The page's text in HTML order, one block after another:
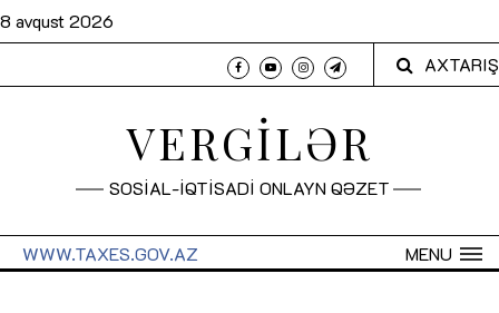
8 avqust 2026
AXTARIŞ
VERGİLƏR
SOSİAL-İQTİSADİ ONLAYN QƏZET
MENU
WWW.TAXES.GOV.AZ